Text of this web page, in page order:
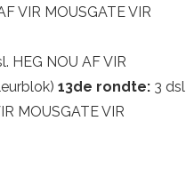
VIR MOUSGATE VIR
HEG NOU AF VIR
13de rondte: 3 dsl
MOUSGATE VIR